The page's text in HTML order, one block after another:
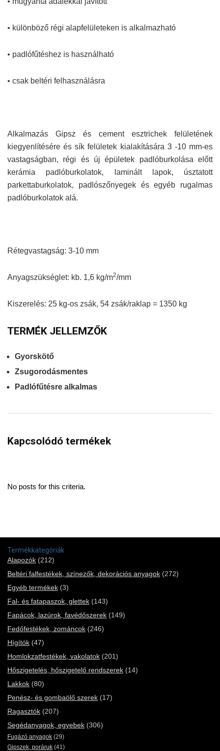
• különböző régi alapfelületeken is alkalmazható
• padlófűtéshez is használható
• csak beltéri felhasználásra
Alkalmazás Gipsz és cement esztrichek felületének
kiegyenlítésére és sík felületek kialakítására 3 -10 mm-es
vastagságban, régi és új épületek padlóburkolása előtt
kerámia padlóburkolatok, laminált lapok, úsztatott
parkettaburkolatok, padlószőnyegek és egyéb rugalmas
padlóburkolatok alá.
Rétegvastagság: 3-10 mm
Anyagszükséglet: kb. 1,6 kg/m2/mm
Kiszerelés: 25 kg-os zsák, 54 zsák/raklap = 1350 kg
TERMÉK JELLEMZŐK
Gyorskötő
Zsugorodásmentes
Padlófűtésre alkalmas
Kapcsolódó termékek
No posts for this criteria.
Termékkategóriák
Alapozók (212)
Beltéri falfestékek, színezők, dekorációs anyagok (272)
Egyéb termékek (3)
Fal- és fatapaszok, glettek (143)
Fapácok, lazúrok, favédőszerek (149)
Fedőfestékek, zománcok (246)
Hígítók (47)
Homlokzatfestékek, vakolatok (201)
Hőszigetelés, hőszigetelő rendszerek (14)
Lakkok (80)
Penész- és gombaölő szerek (17)
Ragasztók (207)
Segédanyagok, egyebek (306)
Fugázó anyagok (29)
Gipszek, poráruk (41)